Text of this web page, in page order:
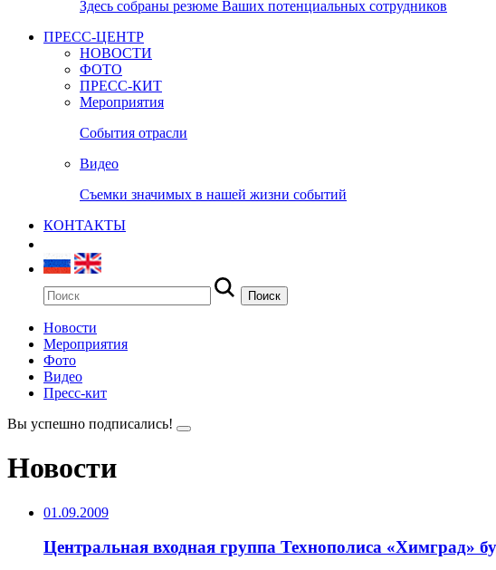
Здесь собраны резюме Ваших потенциальных сотрудников
ПРЕСС-ЦЕНТР
НОВОСТИ
ФОТО
ПРЕСС-КИТ
Мероприятия
События отрасли
Видео
Съемки значимых в нашей жизни событий
КОНТАКТЫ
Новости
Мероприятия
Фото
Видео
Пресс-кит
Вы успешно подписались!
Новости
01.09.2009
Центральная входная группа Технополиса «Химград»